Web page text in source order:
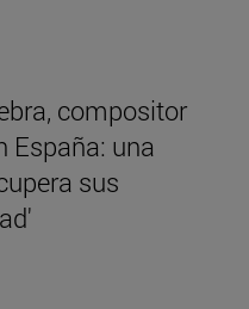
compositor
España: una
sus